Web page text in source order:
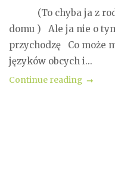
(To chyba ja z
domu ) Ale ja nie o
przychodzę Co może
języków obcych i...
Continue reading